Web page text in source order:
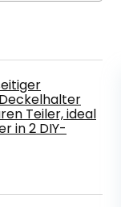
Teiler, ideal
in 2 DIY-